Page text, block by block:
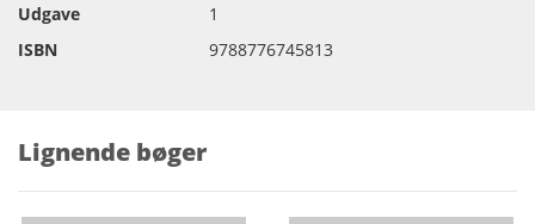
Udgave
1
ISBN
9788776745813
Lignende bøger